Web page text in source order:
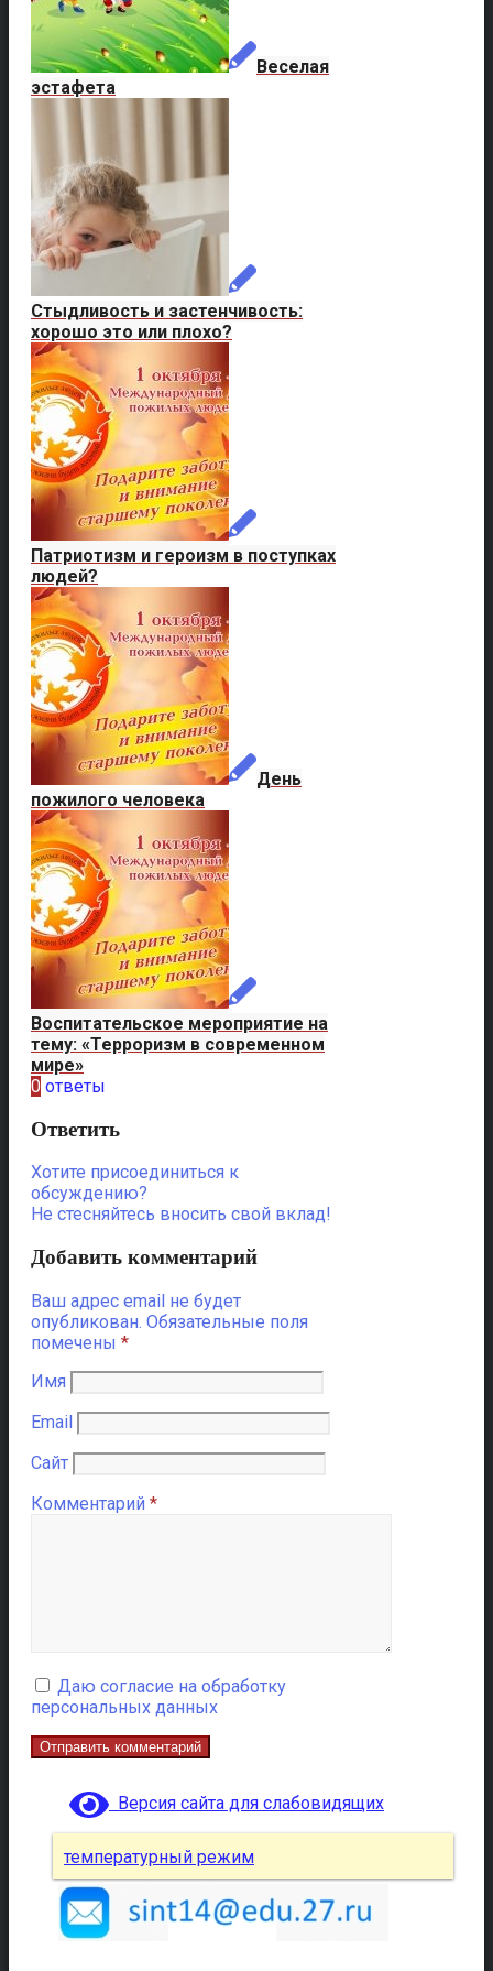
Веселая
эстафета
Стыдливость и застенчивость:
хорошо это или плохо?
Патриотизм и героизм в поступках
людей?
День
пожилого человека
Воспитательское мероприятие на
тему: «Терроризм в современном
мире»
0 ответы
Ответить
Хотите присоединиться к
обсуждению?
Не стесняйтесь вносить свой вклад!
Добавить комментарий
Ваш адрес email не будет
опубликован. Обязательные поля
помечены *
Имя
Email
Сайт
Комментарий *
Даю согласие на обработку
персональных данных
Версия сайта для слабовидящих
температурный режим